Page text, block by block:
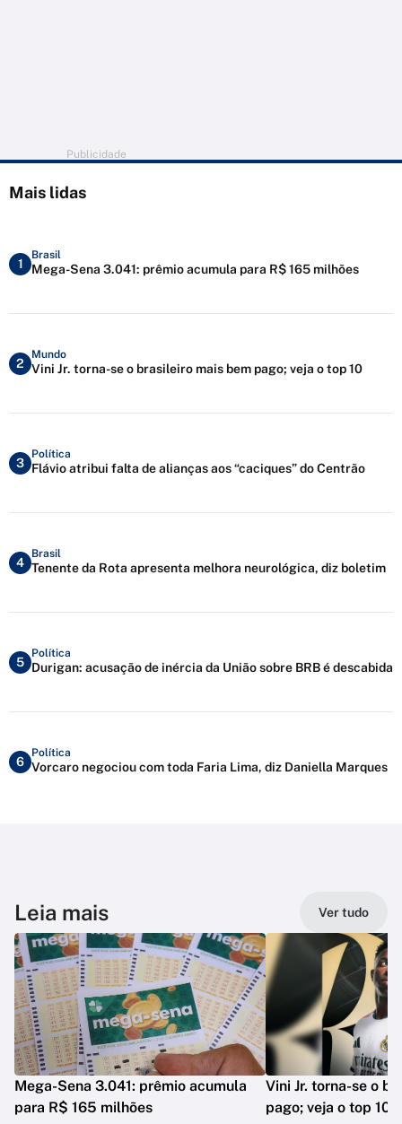
Publicidade
Mais lidas
1
Brasil
Mega-Sena 3.041: prêmio acumula para R$ 165 milhões
2
Mundo
Vini Jr. torna-se o brasileiro mais bem pago; veja o top 10
3
Política
Flávio atribui falta de alianças aos “caciques” do Centrão
4
Brasil
Tenente da Rota apresenta melhora neurológica, diz boletim
5
Política
Durigan: acusação de inércia da União sobre BRB é descabida
6
Política
Vorcaro negociou com toda Faria Lima, diz Daniella Marques
Leia mais Ver tudo
Mega-Sena 3.041: prêmio acumula
para R$ 165 milhões
Vini Jr. torna-se o
pago; veja o top 10